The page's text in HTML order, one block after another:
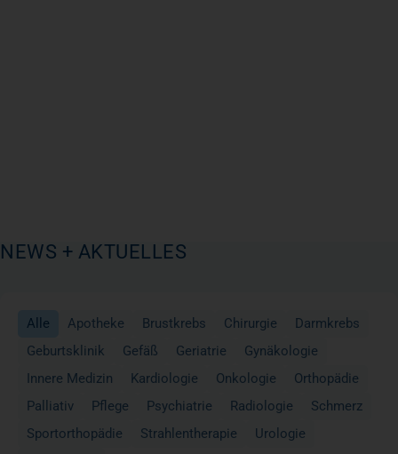
NEWS + AKTUELLES
Alle Apotheke Brustkrebs Chirurgie
Darmkrebs
Geburtsklinik
Gefäß Geriatrie
Gynäkologie
Innere Medizin
Kardiologie Onkologie
Orthopädie
Palliativ
Pflege Psychiatrie Radiologie
Schmerz
Sportorthopädie
Strahlentherapie
Urologie